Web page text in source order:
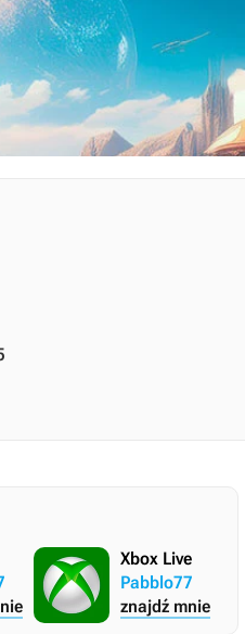
Xbox Live
Pabblo77
znajdź mnie